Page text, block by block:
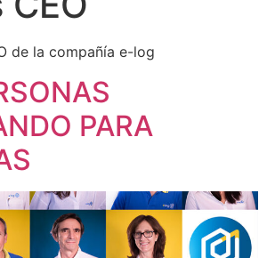
de la compañía e-log
PARA